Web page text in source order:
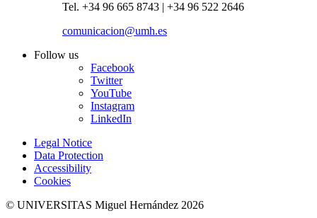
Tel. +34 96 665 8743 | +34 96 522 2646
comunicacion@umh.es
Follow us
Facebook
Twitter
YouTube
Instagram
LinkedIn
Legal Notice
Data Protection
Accessibility
Cookies
© UNIVERSITAS Miguel Hernández 2026